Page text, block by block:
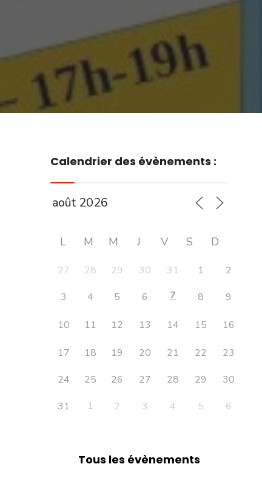
Calendrier des évènements :
L M M J V S D
27 28 29 30 31 1
2
3
4 5 6 7 8 9
10 11 12 13 14 15 16
17 18 19 20 21 22
23
24
25 26 27 28 29
30
31
1 2 3 4 5 6
Tous les évènements